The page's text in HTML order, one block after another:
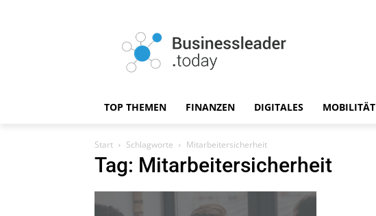
TOP THEMEN FINANZEN DIGITALES MOBILITÄT
Start Schlagworte Mitarbeitersicherheit
Tag: Mitarbeitersicherheit